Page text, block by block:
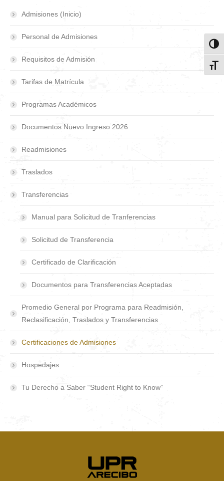
Admisiones (Inicio)
Personal de Admisiones
Requisitos de Admisión
Tarifas de Matrícula
Programas Académicos
Documentos Nuevo Ingreso 2026
Readmisiones
Traslados
Transferencias
Manual para Solicitud de Tranferencias
Solicitud de Transferencia
Certificado de Clarificación
Documentos para Transferencias Aceptadas
Promedio General por Programa para Readmisión,
Reclasificación, Traslados y Transferencias
Certificaciones de Admisiones
Hospedajes
Tu Derecho a Saber “Student Right to Know”